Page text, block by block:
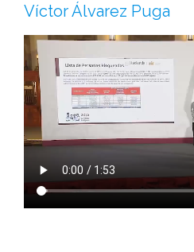
Víctor Álvarez Puga